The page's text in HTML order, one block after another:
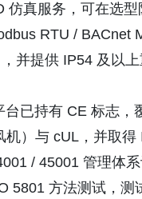
仿真服务，可在选
RTU / BACnet
并提供 IP54 及以
已持有 CE 标志
）与 cUL，并取
/ 45001 管理体
5801 方法测试，